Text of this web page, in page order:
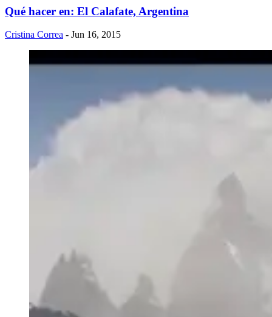
Qué hacer en: El Calafate, Argentina
Cristina Correa - Jun 16, 2015